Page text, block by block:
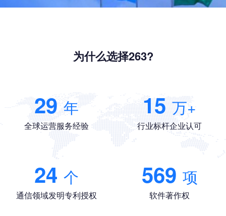
为什么选择263?
29 年
全球运营服务经验
15 万+
行业标杆企业认可
24 个
通信领域发明专利授权
569 项
软件著作权